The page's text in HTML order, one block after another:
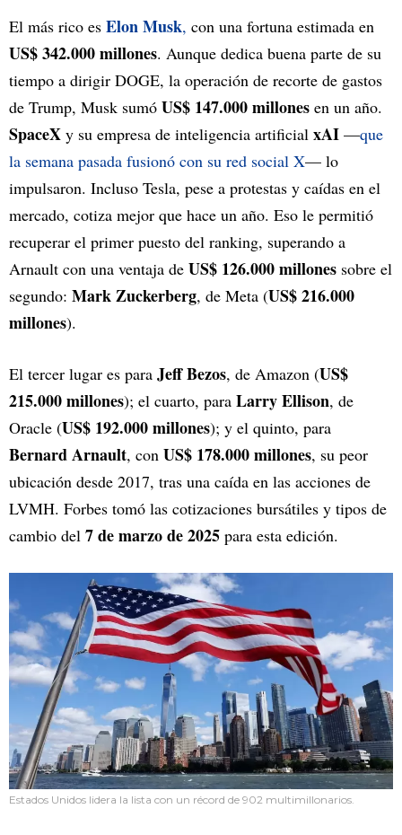
El más rico es Elon Musk, con una fortuna estimada en
US$ 342.000 millones. Aunque dedica buena parte de su
tiempo a dirigir DOGE, la operación de recorte de gastos
de Trump, Musk sumó US$ 147.000 millones en un año.
SpaceX y su empresa de inteligencia artificial xAI —que
la semana pasada fusionó con su red social X— lo
impulsaron. Incluso Tesla, pese a protestas y caídas en el
mercado, cotiza mejor que hace un año. Eso le permitió
recuperar el primer puesto del ranking, superando a
Arnault con una ventaja de US$ 126.000 millones sobre el
segundo: Mark Zuckerberg, de Meta (US$ 216.000
millones).
El tercer lugar es para Jeff Bezos, de Amazon (US$
215.000 millones); el cuarto, para Larry Ellison, de
Oracle (US$ 192.000 millones); y el quinto, para
Bernard Arnault, con US$ 178.000 millones, su peor
ubicación desde 2017, tras una caída en las acciones de
LVMH. Forbes tomó las cotizaciones bursátiles y tipos de
cambio del 7 de marzo de 2025 para esta edición.
Estados Unidos lidera la lista con un récord de 902 multimillonarios.